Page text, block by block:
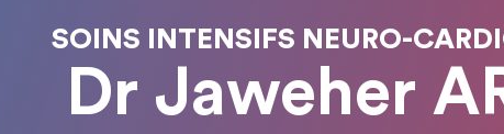
SOINS INTENSIFS NEURO-
Dr Jaweher